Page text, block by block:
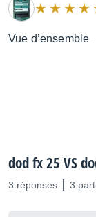
Vue d’ensemble
dod fx 25 VS
3 réponses 3